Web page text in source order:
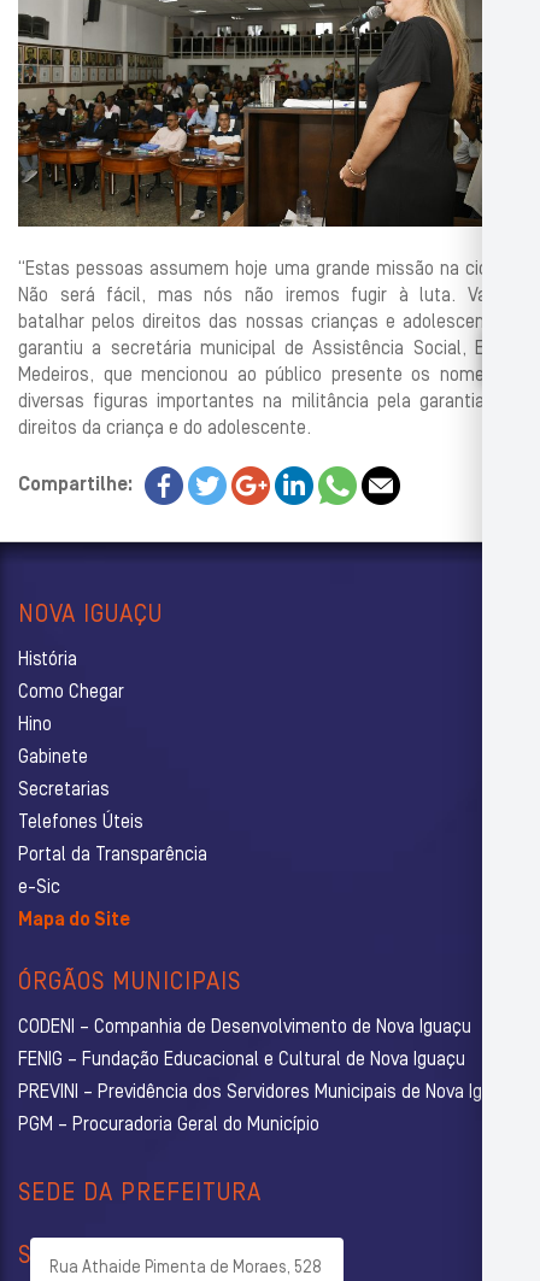
“Estas pessoas assumem hoje uma grande missão na cidade.
Não será fácil, mas nós não iremos fugir à luta. Vamos
batalhar pelos direitos das nossas crianças e adolescentes”,
garantiu a secretária municipal de Assistência Social, Elaine
Medeiros, que mencionou ao público presente os nomes de
diversas figuras importantes na militância pela garantia dos
direitos da criança e do adolescente.
Compartilhe:
NOVA IGUAÇU
História
Como Chegar
Hino
Gabinete
Secretarias
Telefones Úteis
Portal da Transparência
e-Sic
Mapa do Site
ÓRGÃOS MUNICIPAIS
CODENI – Companhia de Desenvolvimento de Nova Iguaçu
FENIG – Fundação Educacional e Cultural de Nova Iguaçu
PREVINI – Previdência dos Servidores Municipais de Nova Iguaçu
PGM – Procuradoria Geral do Município
SEDE DA PREFEITURA
Rua Athaide Pimenta de Moraes, 528
SECRETARIAS